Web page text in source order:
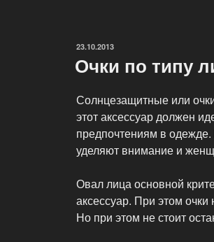
ОПУБЛИКОВАНО
23.10.2013
Очки по типу
Солнцезащитные или
этот аксессуар должен
предпочтениям в
уделяют внимание и
Овал лица основной
аксессуар. При этом
Но при этом не стоит